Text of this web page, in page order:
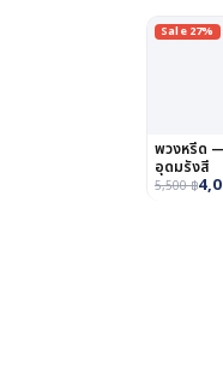
Sale 27%
พวงหรีด
อุดมรังสี
5,500฿